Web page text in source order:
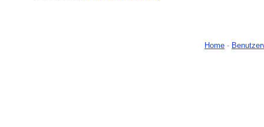
Home -